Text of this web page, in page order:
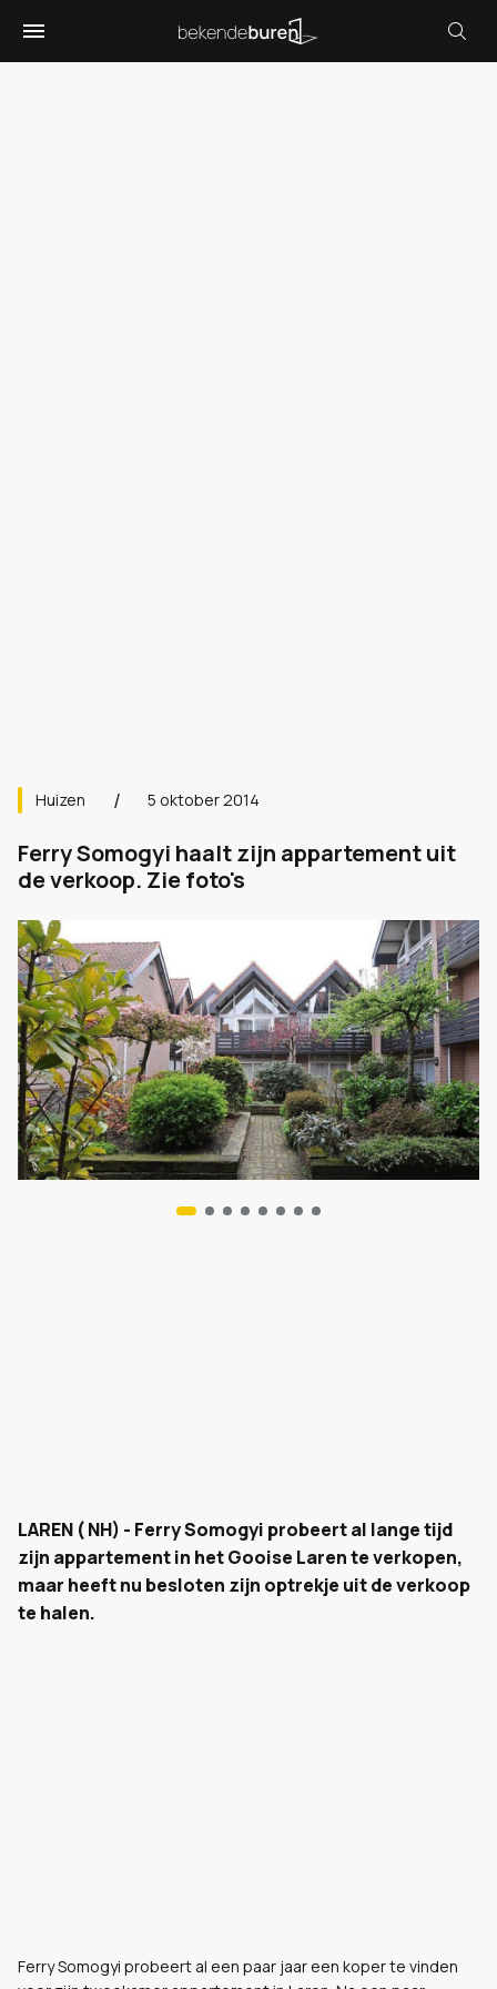
Huizen 5 oktober 2014
Ferry Somogyi haalt zijn appartement uit
de verkoop. Zie foto's
LAREN ( NH) - Ferry Somogyi probeert al lange tijd
zijn appartement in het Gooise Laren te verkopen,
maar heeft nu besloten zijn optrekje uit de verkoop
te halen.
Ferry Somogyi probeert al een paar jaar een koper te vinden